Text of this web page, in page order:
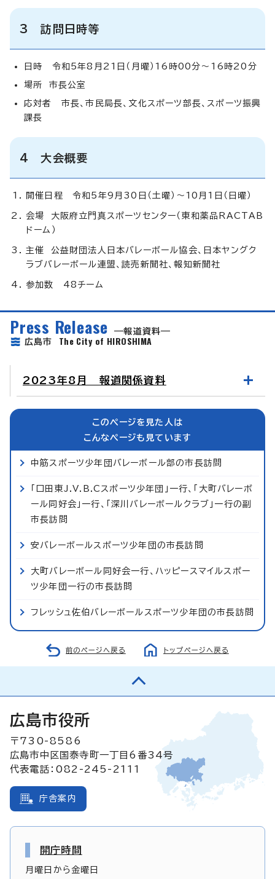
3 訪問日時等
日時 令和5年8月21日（月曜）16時00分～16時20分
場所 市長公室
応対者 市長、市民局長、文化スポーツ部長、スポーツ振興
課長
4 大会概要
開催日程 令和5年9月30日（土曜）～10月1日（日曜）
会場 大阪府立門真スポーツセンター（東和薬品RACTAB
ドーム）
主催 公益財団法人日本バレーボール協会、日本ヤングク
ラブバレーボール連盟、読売新聞社、報知新聞社
参加数 48チーム
Press Release
報道資料
広島市 The City of HIROSHIMA
2023年8月 報道関係資料
このページを見た人は
こんなページも見ています
中筋スポーツ少年団バレーボール部の市長訪問
「口田東J.V.B.Cスポーツ少年団」一行、「大町バレーボ
ール同好会」一行、「深川バレーボールクラブ」一行の副
市長訪問
安バレーボールスポーツ少年団の市長訪問
大町バレーボール同好会一行、ハッピースマイルスポー
ツ少年団一行の市長訪問
フレッシュ佐伯バレーボールスポーツ少年団の市長訪問
前のページへ戻る トップページへ戻る
広島市役所
〒730-8586
広島市中区国泰寺町一丁目6番34号
代表電話：082-245-2111
庁舎案内
開庁時間
月曜日から金曜日